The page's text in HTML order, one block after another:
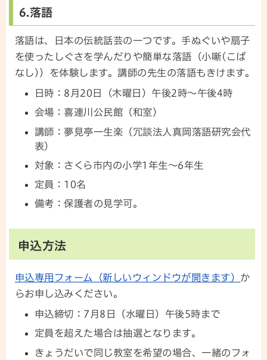
6.落語
落語は、日本の伝統話芸の一つです。手ぬぐいや扇子
を使ったしぐさを学んだりや簡単な落語（小噺(こば
なし)）を体験します。講師の先生の落語もきけます。
日時：8月20日（木曜日）午後2時～午後4時
会場：喜連川公民館（和室）
講師：夢見亭一生楽（冗談法人真岡落語研究会代
表）
対象：さくら市内の小学1年生～6年生
定員：10名
備考：保護者の見学可。
申込方法
申込専用フォーム（新しいウィンドウが開きます） か
らお申し込みください。
申込締切：7月8日（水曜日）午後5時まで
定員を超えた場合は抽選となります。
きょうだいで同じ教室を希望の場合、一緒のフォ